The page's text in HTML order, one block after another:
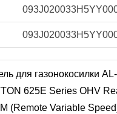
для газонокосилки
625E Series OHV
(Remote Variable